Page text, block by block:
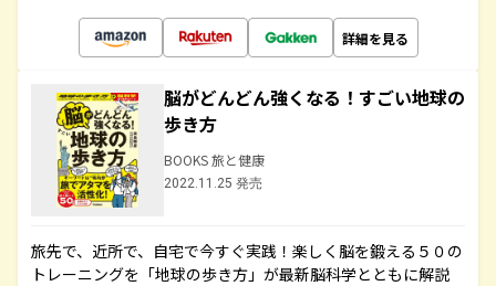
詳細を見る
脳がどんどん強くなる！すごい地球の
歩き方
BOOKS 旅と健康
2022.11.25 発売
旅先で、近所で、自宅で今すぐ実践！楽しく脳を鍛える５０の
トレーニングを「地球の歩き方」が最新脳科学とともに解説